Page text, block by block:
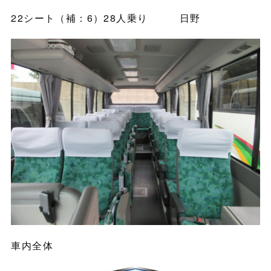
22シート（補：6）28人乗り 日野
車内全体